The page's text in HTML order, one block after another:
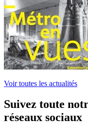
Voir toutes les actualités
Suivez toute
réseaux sociaux